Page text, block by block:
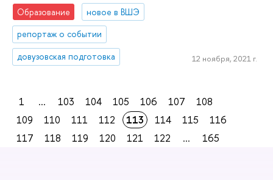
Образование
новое в ВШЭ
репортаж о событии
довузовская подготовка
12 ноября, 2021 г.
1 ... 103 104 105 106 107
108
109
110 111 112 113 114 115
116
117
118 119 120 121 122 ... 165